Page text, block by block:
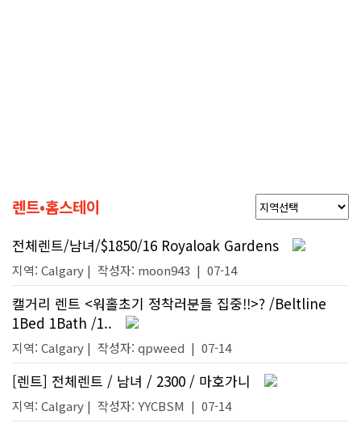
렌트•홈스테이
전체렌트/남녀/$1850/16 Royaloak Gardens
지역: Calgary | 작성자: moon943 | 07-14
캘거리 렌트 <워홀초기 정착러분들 집중!!>? /Beltline
1Bed 1Bath /1..
지역: Calgary | 작성자: qpweed | 07-14
[렌트] 전체렌트 / 남녀 / 2300 / 마호가니
지역: Calgary | 작성자: YYCBSM | 07-14